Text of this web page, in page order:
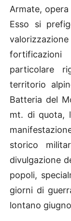
Armate,
Esso si
particolare
territorio
Batteria del
mt. di quota,
storico
divulgazione
popoli,
giorni di
lontano